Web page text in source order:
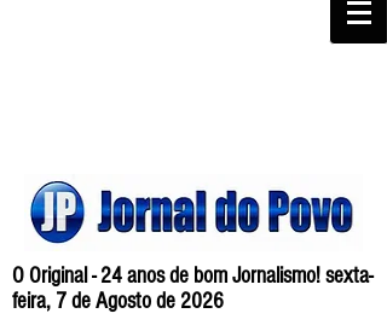
O Original - 24 anos de bom Jornalismo! sexta-
feira, 7 de Agosto de 2026